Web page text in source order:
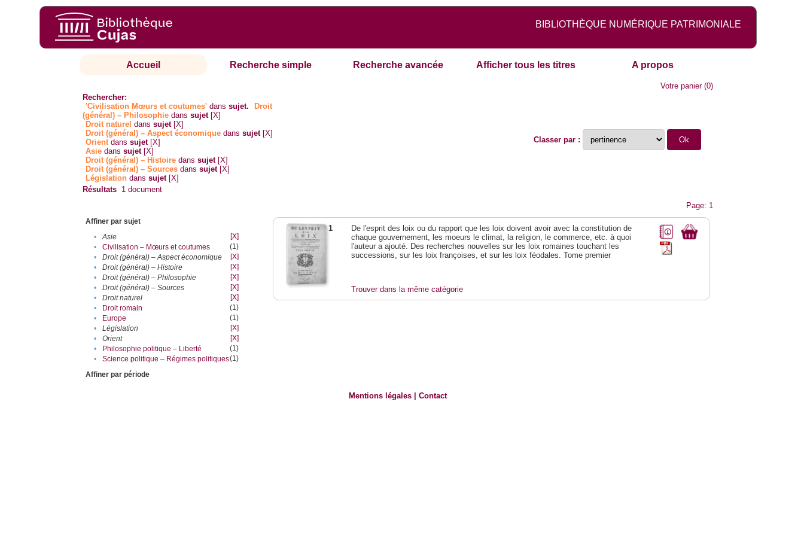
BIBLIOTHÈQUE NUMÉRIQUE PATRIMONIALE
Accueil Recherche simple Recherche avancée Afficher tous les titres A propos
Votre panier(0)
Rechercher:
'Civilisation Mœurs et coutumes' danssujet.
Droit
(général) – Philosophie danssujet [X]
Droit naturel danssujet [X]
Droit (général) – Aspect économique danssujet [X]
Orientdanssujet [X]
Asie danssujet [X]
Droit (général) – Histoire danssujet [X]
Droit (général) – Sources danssujet [X]
Législation danssujet [X]
Classer par :
Résultats 1 document
Page: 1
Affiner par sujet
•
Asie
[X]
•
Civilisation – Mœurs et coutumes
(1)
•
Droit (général) – Aspect économique
[X]
•
Droit (général) – Histoire
[X]
•
Droit (général) – Philosophie
[X]
•
Droit (général) – Sources
[X]
•
Droit naturel
[X]
•
Droit romain
(1)
•
Europe
(1)
•
Législation
[X]
•
Orient
[X]
•
Philosophie politique – Liberté
(1)
•
Science politique – Régimes politiques(1)
Affiner par période
1
De l'esprit des loix ou du rapport que les loix doivent avoir avec la constitution de
chaque gouvernement, les moeurs le climat, la religion, le commerce, etc. à quoi
l'auteur a ajouté. Des recherches nouvelles sur les loix romaines touchant les
successions, sur les loix françoises, et sur les loix féodales. Tome premier
Trouver dans la même catégorie
Mentions légales |Contact